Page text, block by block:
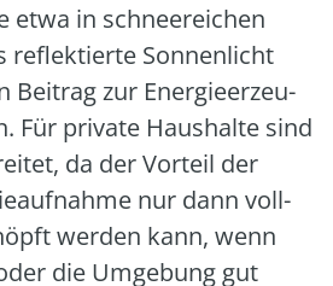
etwa in schnee­rei­chen
reflek­tier­te Son­nen­licht
Bei­trag zur Ener­gie­er­zeu­
Für pri­va­te Haus­hal­te sind
da der Vor­teil der
nur dann voll­
wer­den kann, wenn
die Umge­bung gut